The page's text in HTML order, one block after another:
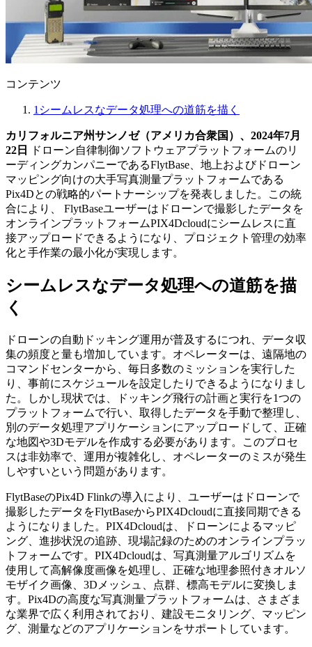
コンテンツ
1 シームレスなデータ処理への道筋を描く
カリフォルニア州サンノゼ（アメリカ合衆国）、2024年7月
22日
ドローン自律制御ソフトウェアプラットフォームのリ
ーディングカンパニーであるFlytBase、地上およびドローン
マッピング向けの大手写真測量プラットフォームである
Pix4Dとの戦略的パートナーシップを発表しました。この統
合により、 FlytBaseユーザーはドローンで撮影したデータを
オンラインプラットフォームPIX4Dcloudにシームレスに直
接アップロードできるようになり、プロジェクト管理の効率
化と手作業の最小化が実現します。
シームレスなデータ処理への道筋を描
く
ドローンの自動ドッキング運用が普及するにつれ、データ収
集の頻度と量も増加しています。オペレーターは、遠隔地の
コマンドセンターから、毎日多数のミッションを実行した
り、事前にスケジュールを設定したりできるようになりまし
た。しかし現状では、ドッキング飛行の計画と実行を1つの
プラットフォームで行い、取得したデータを手動で整理し、
別のデータ処理アプリケーションにアップロードして、正確
な地図や3Dモデルを作成する必要があります。このプロセ
スは非効率で、運用が複雑化し、オペレーターのミスが発生
しやすいという問題があります。
FlytBaseのPix4D Flinkの導入により、ユーザーはドローンで
撮影したデータをFlytBaseからPIX4Dcloudに直接同期できる
ようになりました。PIX4Dcloudは、ドローンによるマッピ
ング、進捗状況の追跡、現場記録のためのオンラインプラッ
トフォームです。PIX4Dcloudは、写真測量アルゴリズムを
使用して高解像度画像を処理し、正確な地理参照付きオルソ
モザイク画像、3Dメッシュ、点群、標高モデルに変換しま
す。Pix4Dの高度な写真測量プラットフォームは、さまざま
な業界で広く利用されており、建設モニタリング、マッピン
グ、測量などのアプリケーションをサポートしています。